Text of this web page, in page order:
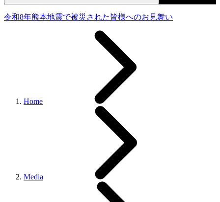
令和8年熊本地震で被災された皆様へのお見舞い
Home
Media